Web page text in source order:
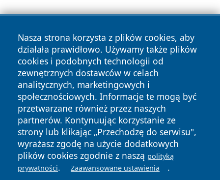
Nasza strona korzysta z plików cookies, aby
działała prawidłowo. Używamy także plików
cookies i podobnych technologii od
zewnętrznych dostawców w celach
analitycznych, marketingowych i
społecznościowych. Informacje te mogą być
przetwarzane również przez naszych
partnerów. Kontynuując korzystanie ze
strony lub klikając „Przechodzę do serwisu",
wyrażasz zgodę na użycie dodatkowych
plików cookies zgodnie z naszą polityką
prywatności. Zaawansowane ustawienia .
Copyright © 2026 belchatowski24.pl Wszystkie prawa
zastrzeżone.
News Autorzy
Polityka
Prywatności
Polityka
Cookies